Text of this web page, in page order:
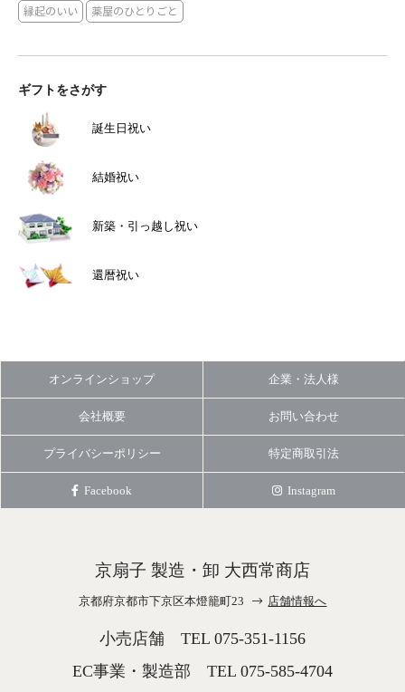
縁起のいい 薬屋のひとりごと
ギフトをさがす
誕生日祝い
結婚祝い
新築・引っ越し祝い
還暦祝い
オンラインショップ 企業・法人様
会社概要 お問い合わせ
プライバシーポリシー 特定商取引法
Facebook Instagram
京扇子 製造・卸 大西常商店
京都府京都市下京区本燈籠町23 店舗情報へ
小売店舗 TEL 075-351-1156
EC事業・製造部 TEL 075-585-4704